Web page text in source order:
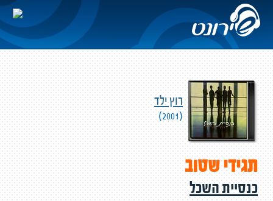
רוץ ילד
(2001)
תגידי שטוב
כנסיית השכל